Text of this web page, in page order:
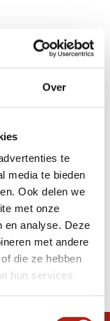
Over
te
media te bieden
Ook delen we
met onze
en analyse. Deze
met andere
die ze hebben
hun services.
met
/
schade)